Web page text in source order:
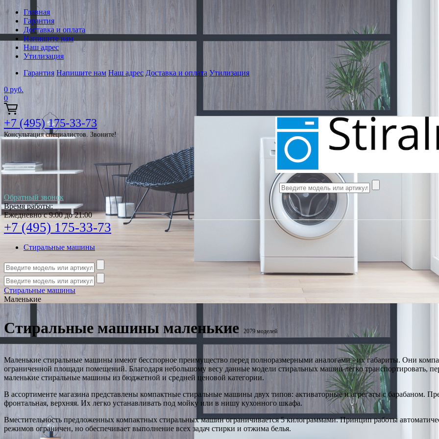
Главная
Гарантия
Доставка и оплата
Напишите нам
Наш адрес
Утилизация
Гарантия Напишите нам Наш адрес Доставка и оплата Утилизация
0 руб.
0
+7 (495) 175-33-73
Консультация специалистов. Звоните!
Обратный звонок
Время работы:
Ежедневно с 9:00 до 21:00
+7 (495) 175-33-73
Стиральные машины
Стиральные машины
Маленькие
Стиральные машины маленькие 2079 моделей
Маленькие стиральные машины имеют бесспорное преимущество перед полноразмерными аналогами - их габариты. Они
ограниченной площади помещений. Благодаря небольшому весу данные модели стиральных машин легко транспортировать,
маленькие стиральные машины из бюджетной и средней ценовой категории.
В ассортименте магазина представлены компактные стиральные машины двух типов: активаторные и агрегаты с барабаном.
фронтальная, верхняя. Их легко устанавливать под мойку или в нишу кухонного шкафа.
Вместительность предложенных компактных стиральных машин ограничивается 5 килограммами. Принцип работы
режимов ограничен, но обеспечивает выполнение всех задач стирки и отжима белья.